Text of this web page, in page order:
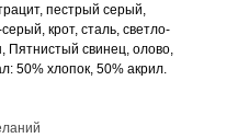
пестрый серый,
крот, сталь, светло-
Пятнистый свинец, олово,
50% хлопок, 50% акрил.